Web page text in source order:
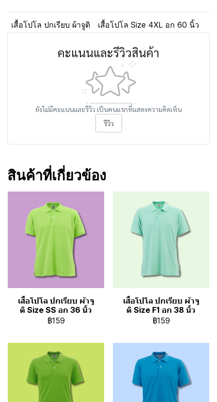
เสื้อโปโล ปกเรียบ ผ้าจูติ เสื้อโปโล Size 4XL อก 60 นิ้ว
คะแนนและรีวิวสินค้า
ยังไม่มีคะแนนและรีวิว เป็นคนแรกที่แสดงความคิดเห็น
รีวิว
สินค้าที่เกี่ยวข้อง
เสื้อโปโล ปกเรียบ ผ้าจู
ติ Size SS อก 36 นิ้ว
฿159
เสื้อโปโล ปกเรียบ ผ้าจู
ติ Size F1 อก 38 นิ้ว
฿159